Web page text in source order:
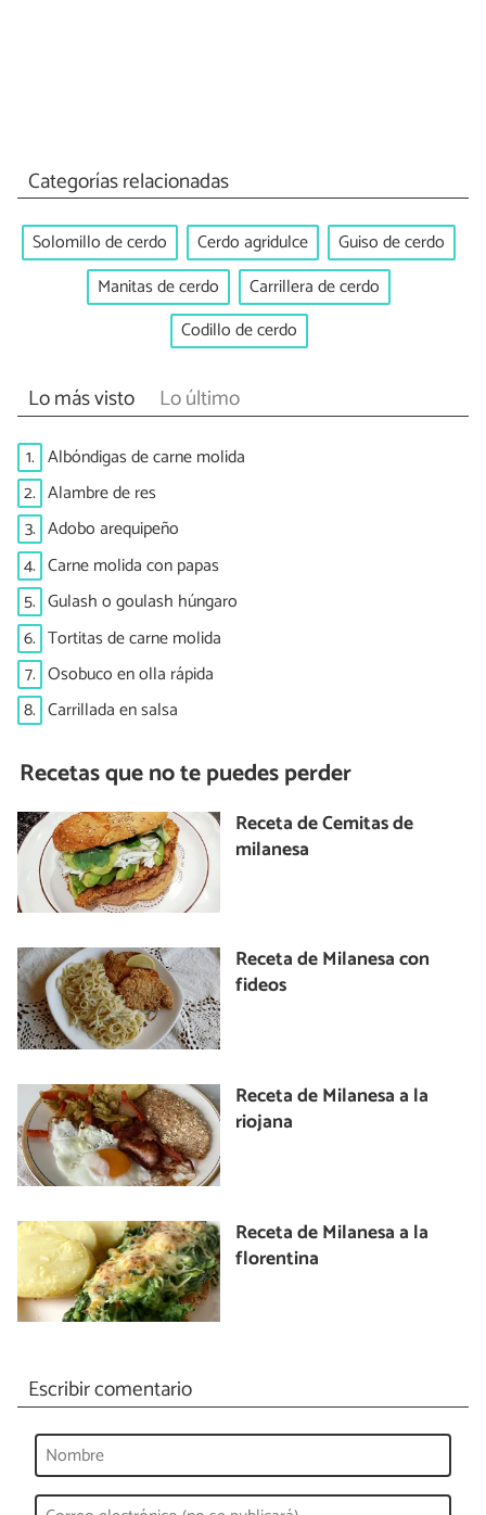
Categorías relacionadas
Solomillo de cerdo Cerdo agridulce
Guiso de cerdo
Manitas de cerdo
Carrillera de cerdo
Codillo de cerdo
Lo más visto Lo último
1. Albóndigas de carne molida
2. Alambre de res
3. Adobo arequipeño
4. Carne molida con papas
5. Gulash o goulash húngaro
6. Tortitas de carne molida
7. Osobuco en olla rápida
8. Carrillada en salsa
Recetas que no te puedes perder
Receta de Cemitas de
milanesa
Receta de Milanesa con
fideos
Receta de Milanesa a la
riojana
Receta de Milanesa a la
florentina
Escribir comentario